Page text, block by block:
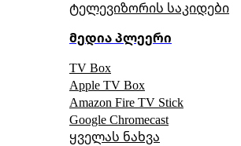
ტელევიზორის საკიდები
მედია პლეერი
TV Box
Apple TV Box
Amazon Fire TV Stick
Google Chromecast
ყველას ნახვა